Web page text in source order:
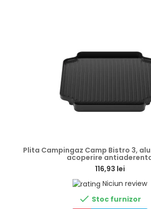
Plita Campingaz Camp Bistro 3,
acoperire
116,93 lei
Niciun review
 Stoc furnizor